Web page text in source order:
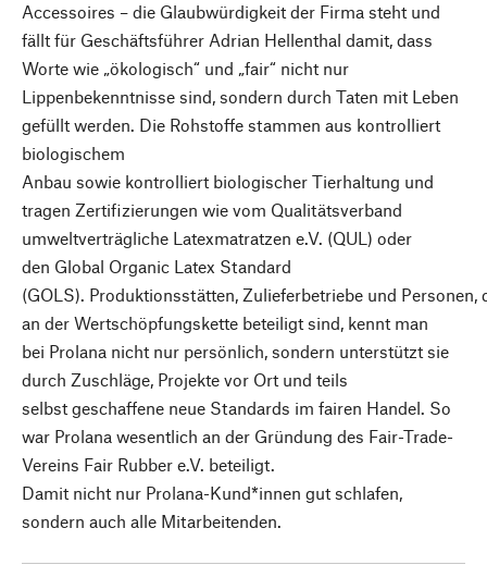
Accessoires – die Glaubwürdigkeit der Firma steht und
fällt für Geschäftsführer Adrian Hellenthal damit, dass
Worte wie „ökologisch“ und „fair“ nicht nur
Lippenbekenntnisse sind, sondern durch Taten mit Leben
gefüllt werden. Die Rohstoffe stammen aus kontrolliert
biologischem
Anbau sowie kontrolliert biologischer Tierhaltung und
tragen Zertifizierungen wie vom Qualitätsverband
umweltverträgliche Latexmatratzen e.V. (QUL) oder
den Global Organic Latex Standard
(GOLS). Produktionsstätten, Zulieferbetriebe und Personen,
an der Wertschöpfungskette beteiligt sind, kennt man
bei Prolana nicht nur persönlich, sondern unterstützt sie
durch Zuschläge, Projekte vor Ort und teils
selbst geschaffene neue Standards im fairen Handel. So
war Prolana wesentlich an der Gründung des Fair-Trade-
Vereins Fair Rubber e.V. beteiligt.
Damit nicht nur Prolana-Kund*innen gut schlafen,
sondern auch alle Mitarbeitenden.